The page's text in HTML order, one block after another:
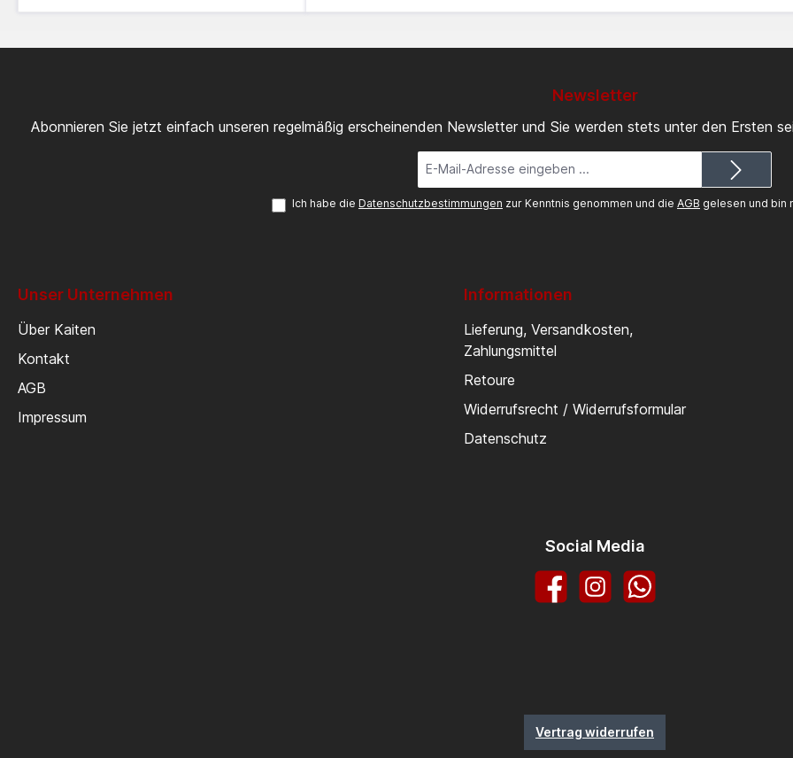
Newsletter
Abonnieren Sie jetzt einfach unseren regelmäßig erscheinenden Newsletter und Sie werden stets unter den Ersten
Mail-
Adresse*
Ich habe die Datenschutzbestimmungen zur Kenntnis genommen und die AGB gelesen und bin
Unser Unternehmen
Über Kaiten
Kontakt
AGB
Impressum
Informationen
Lieferung, Versandkosten,
Zahlungsmittel
Retoure
Widerrufsrecht / Widerrufsformular
Datenschutz
Social Media
FacebookInstagramWhatsApp
Vertrag widerrufen